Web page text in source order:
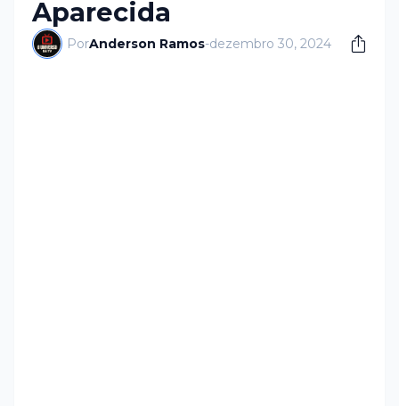
Aparecida
PorAnderson Ramos-dezembro 30, 2024